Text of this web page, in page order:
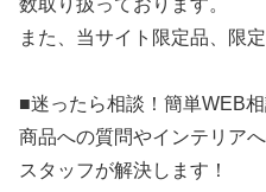
また、当サイト限定品、限
■迷ったら相談！簡単WEB
商品への質問やインテリア
スタッフが解決します！